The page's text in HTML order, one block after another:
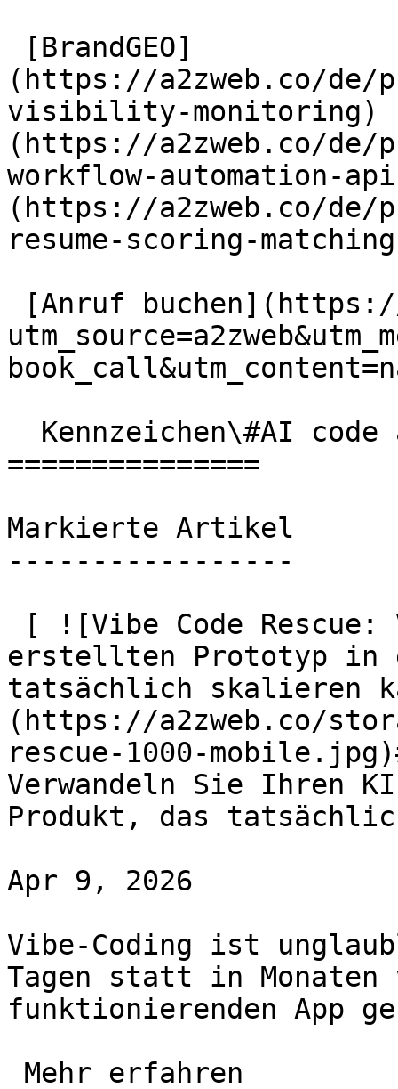
(https://a2zweb.co/de/
visibility-monitoring)
(https://a2zweb.co/de/
workflow-automation-
(https://a2zweb.co/de/
resume-scoring-
===============
Markierte Artikel
-----------------
erstellten Prototyp in
tatsächlich skalieren
(https://a2zweb.co/
rescue-1000-
Verwandeln Sie Ihren
Produkt, das
Apr 9, 2026
Vibe-Coding ist
Tagen statt in
funktionierenden App